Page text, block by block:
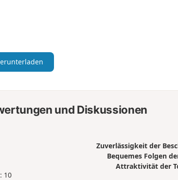
und Diskussionen
10
Zuverlässigkeit der
Bequemes Folgen
Attraktivität der